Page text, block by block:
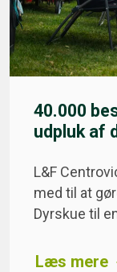
40.000
udpluk af
L&F
med til at
Dyrskue til
Læs mere